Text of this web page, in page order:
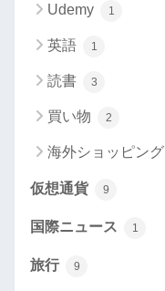
Udemy 1
英語 1
読書 3
買い物 2
海外ショッピング
仮想通貨 9
国際ニュース 1
旅行 9